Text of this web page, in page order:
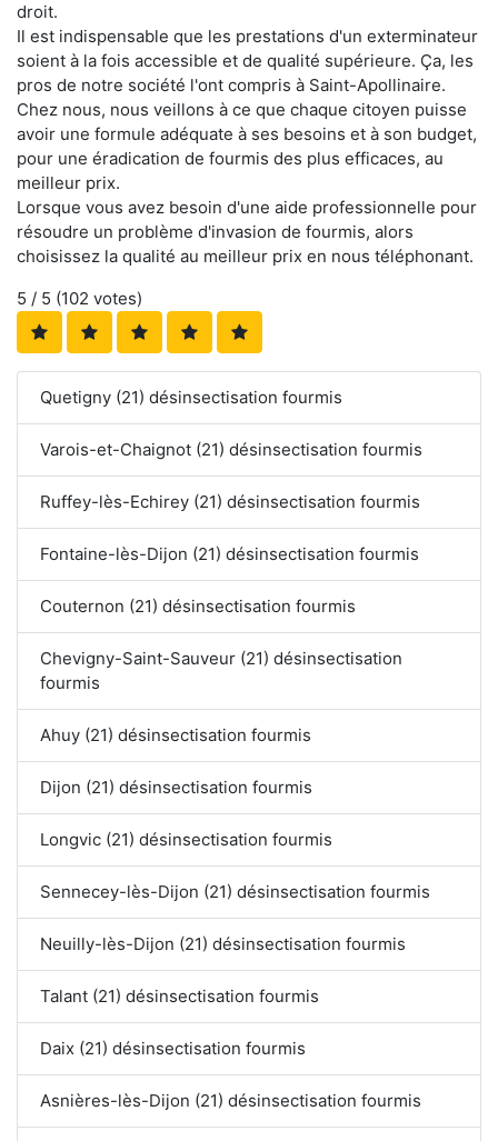
droit.
Il est indispensable que les prestations d'un exterminateur
soient à la fois accessible et de qualité supérieure. Ça, les
pros de notre société l'ont compris à Saint-Apollinaire.
Chez nous, nous veillons à ce que chaque citoyen puisse
avoir une formule adéquate à ses besoins et à son budget,
pour une éradication de fourmis des plus efficaces, au
meilleur prix.
Lorsque vous avez besoin d'une aide professionnelle pour
résoudre un problème d'invasion de fourmis, alors
choisissez la qualité au meilleur prix en nous téléphonant.
5 / 5 (102 votes)
Quetigny (21) désinsectisation fourmis
Varois-et-Chaignot (21) désinsectisation fourmis
Ruffey-lès-Echirey (21) désinsectisation fourmis
Fontaine-lès-Dijon (21) désinsectisation fourmis
Couternon (21) désinsectisation fourmis
Chevigny-Saint-Sauveur (21) désinsectisation
fourmis
Ahuy (21) désinsectisation fourmis
Dijon (21) désinsectisation fourmis
Longvic (21) désinsectisation fourmis
Sennecey-lès-Dijon (21) désinsectisation fourmis
Neuilly-lès-Dijon (21) désinsectisation fourmis
Talant (21) désinsectisation fourmis
Daix (21) désinsectisation fourmis
Asnières-lès-Dijon (21) désinsectisation fourmis